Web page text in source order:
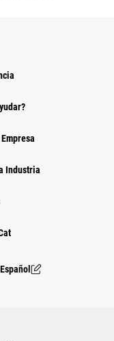
Industria